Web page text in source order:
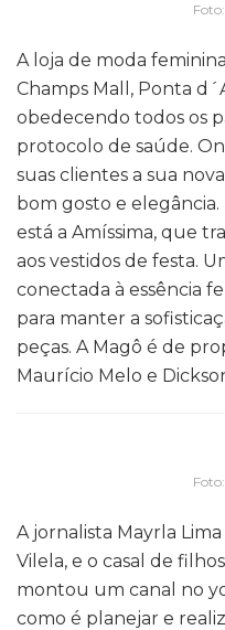
A loja de moda
Champs Mall, Ponta
obedecendo todos os
protocolo de saúde.
suas clientes a sua
bom gosto e
está a Amíssima, que
aos vestidos de festa.
conectada à essência
para manter a
peças. A Magô é de
Maurício Melo e
A jornalista Mayrla
Vilela, e o casal de
montou um canal no
como é planejar e